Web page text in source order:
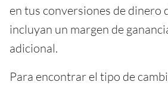
en tus conversiones de dinero
incluyan un margen de
adicional.
Para encontrar el tipo de